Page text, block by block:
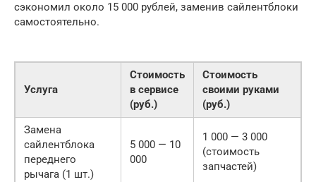
сэкономил около 15 000 рублей, заменив сайлентблоки
самостоятельно.
Услуга
Стоимость
в сервисе
(руб.)
Стоимость
своими руками
(руб.)
Замена
сайлентблока
переднего
рычага (1 шт.)
5 000 — 10
000
1 000 — 3 000
(стоимость
запчастей)